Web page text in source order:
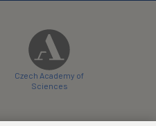
Czech Academy of
Sciences